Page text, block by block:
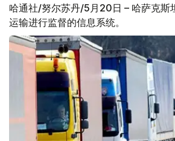
哈通社/努尔苏丹/5月20日 – 哈萨克斯
运输进行监督的信息系统。